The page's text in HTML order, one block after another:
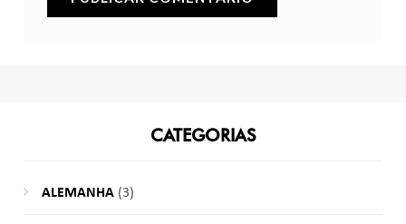
CATEGORIAS
ALEMANHA(3)